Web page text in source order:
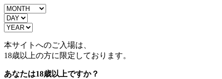
本サイトへのご入場は、
18歳以上の方に限定しております。
あなたは18歳以上ですか？